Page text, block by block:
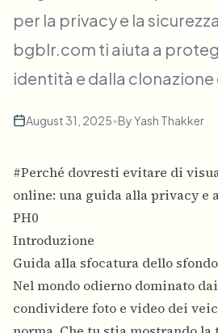
Scambio viso - Video
Intelligenza video
Sfocatura video in batch
Sfocatura visi in blocco
Pipeline ad alto rendimento
Sfoca qualsiasi cosa
Zone, policy e revisione enterprise
API & SDK
Modulo di contatto
Intelligenza video
Rimozione sfondo in blocco
per la privacy e la
bgblr.com ti aiuta a
identità e dalla clonazione
August 31, 2025•ByYash Thakker
#Perché dovresti evitare di
online: una guida alla privacy e
PH0
Introduzione
Guida alla sfocatura dello
Nel mondo odierno dominato
condividere foto e video dei